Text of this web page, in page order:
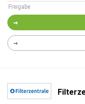
Freigabe